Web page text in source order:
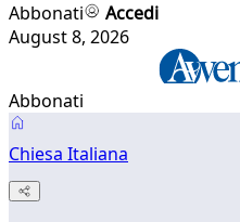
Abbonati
Accedi
August 8, 2026
Abbonati
Chiesa Italiana